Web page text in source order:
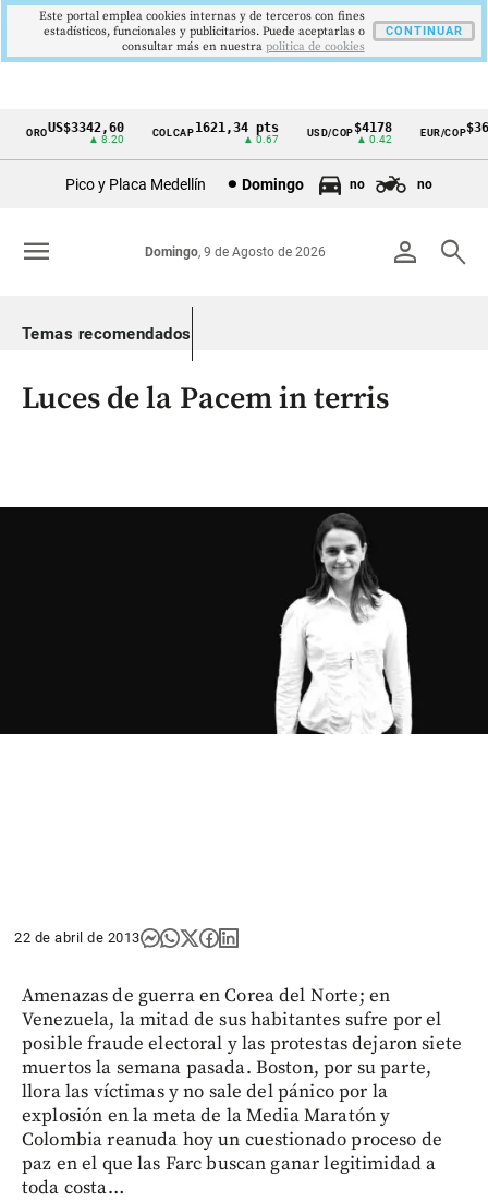
Cintillo
Colombia
OROUS$3342,60
▲ 8.20
COLCAP1621,34 pts
▲ 0.67
USD/COP$4178
▲ 0.42
EUR/COP
Pico y Placa Medellín Domingo no no
person search
Domingo, 9 de Agosto de 2026
menu
Temas recomendados
Luces de la Pacem in terris
22 de abril de 2013
Amenazas de guerra en Corea del Norte; en
Venezuela, la mitad de sus habitantes sufre por el
posible fraude electoral y las protestas dejaron siete
muertos la semana pasada. Boston, por su parte,
llora las víctimas y no sale del pánico por la
explosión en la meta de la Media Maratón y
Colombia reanuda hoy un cuestionado proceso de
paz en el que las Farc buscan ganar legitimidad a
toda costa…
Este portal emplea cookies internas y de terceros con fines
estadísticos, funcionales y publicitarios. Puede aceptarlas o
consultar más en nuestra politica de cookies
CONTINUAR